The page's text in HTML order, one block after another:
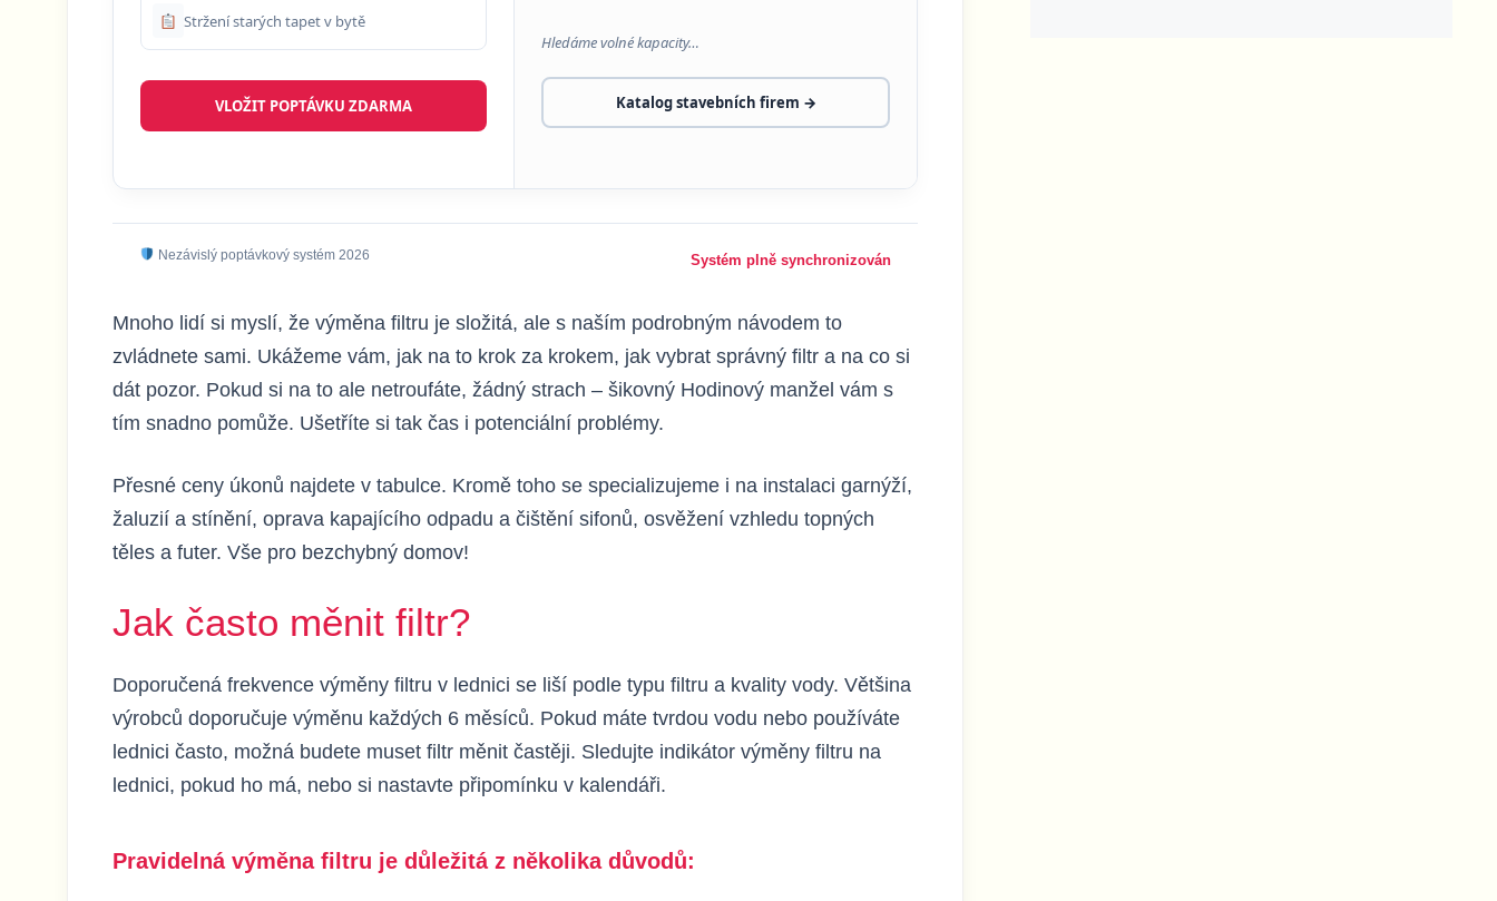
Stržení starých tapet v bytě
VLOŽIT POPTÁVKU ZDARMA
Hledáme volné kapacity…
Katalog stavebních firem →
Nezávislý poptávkový systém 2026 Systém plně synchronizován
Mnoho lidí si myslí, že výměna filtru je složitá, ale s naším podrobným návodem to
zvládnete sami. Ukážeme vám, jak na to krok za krokem, jak vybrat správný filtr a na co si
dát pozor. Pokud si na to ale netroufáte, žádný strach – šikovný Hodinový manžel vám s
tím snadno pomůže. Ušetříte si tak čas i potenciální problémy.
Přesné ceny úkonů najdete v tabulce. Kromě toho se specializujeme i na instalaci garnýží,
žaluzií a stínění, oprava kapajícího odpadu a čištění sifonů, osvěžení vzhledu topných
těles a futer. Vše pro bezchybný domov!
Jak často měnit filtr?
Doporučená frekvence výměny filtru v lednici se liší podle typu filtru a kvality vody. Většina
výrobců doporučuje výměnu každých 6 měsíců. Pokud máte tvrdou vodu nebo používáte
lednici často, možná budete muset filtr měnit častěji. Sledujte indikátor výměny filtru na
lednici, pokud ho má, nebo si nastavte připomínku v kalendáři.
Pravidelná výměna filtru je důležitá z několika důvodů: